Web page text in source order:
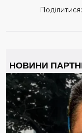
Поділитися: